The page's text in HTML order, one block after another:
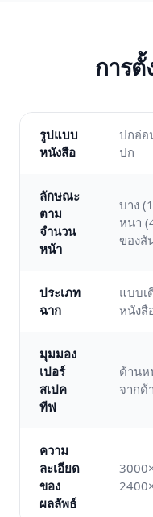
การตั้
รูปแบบ
หนังสือ
ปกอ่อ
ปก
ลักษณะ
ตาม
จำนวน
หน้า
บาง
หนา
ของสั
ประเภท
ฉาก
แบบเ
หนังสื
มุมมอง
เปอร์
สเปค
ทีฟ
ด้านห
จากด้
ความ
ละเอียด
ของ
ผลลัพธ์